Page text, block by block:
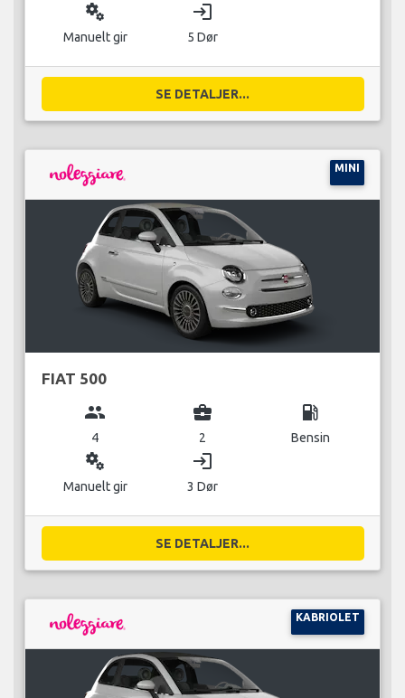
miscellaneous_services
Manuelt gir
login
5 Dør
SE DETALJER...
MINI
FIAT 500
group
4
business_center
2
local_gas_station
Bensin
miscellaneous_services
Manuelt gir
login
3 Dør
SE DETALJER...
KABRIOLET